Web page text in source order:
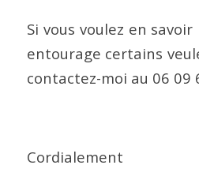
Si vous voulez en
entourage certains
contactez-moi au 06 09
Cordialement